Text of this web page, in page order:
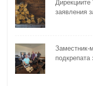
заявления
Заместник-